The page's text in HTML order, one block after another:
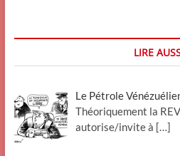
LIRE
Le Pétrole
Théoriquement la
autorise/invite à […]